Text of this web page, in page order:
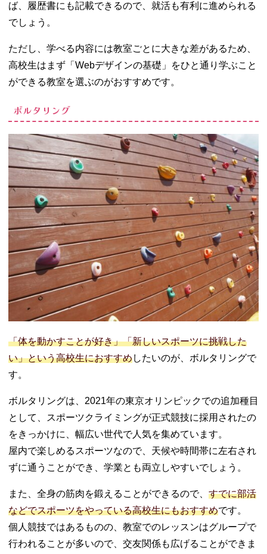
ば、履歴書にも記載できるので、就活も有利に進められる
でしょう。
ただし、学べる内容には教室ごとに大きな差があるため、
高校生はまず「Webデザインの基礎」をひと通り学ぶこと
ができる教室を選ぶのがおすすめです。
ボルタリング
「体を動かすことが好き」「新しいスポーツに挑戦した
い」という高校生におすすめしたいのが、ボルタリングで
す。
ボルタリングは、2021年の東京オリンピックでの追加種目
として、スポーツクライミングが正式競技に採用されたの
をきっかけに、幅広い世代で人気を集めています。
屋内で楽しめるスポーツなので、天候や時間帯に左右され
ずに通うことができ、学業とも両立しやすいでしょう。
また、全身の筋肉を鍛えることができるので、 すでに部活
などでスポーツをやっている高校生にもおすすめです。
個人競技ではあるものの、教室でのレッスンはグループで
行われることが多いので、交友関係も広げることができま